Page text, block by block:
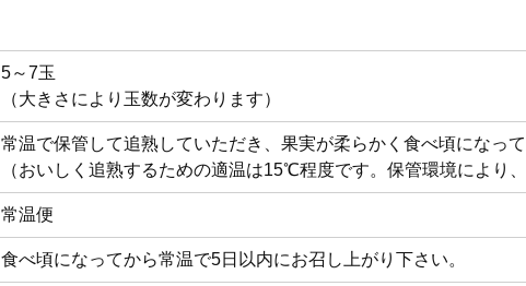
5～7玉
（大きさにより玉数が変わります）
常温で保管して追熟していただき、果実が柔らかく食べ頃になっ
（おいしく追熟するための適温は15℃程度です。保管環境により
常温便
食べ頃になってから常温で5日以内にお召し上がり下さい。